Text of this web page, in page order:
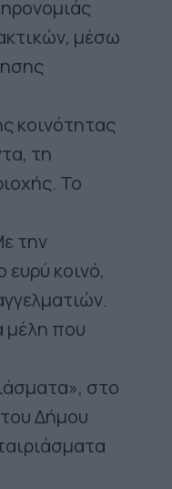
μέσω
κοινότητας
τη
Το
την
κοινό,
μέλη που
στο
Δήμου